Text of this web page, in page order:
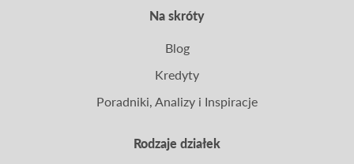
Na skróty
Rodzaje działek
Blog
Kredyty
Poradniki, Analizy i Inspiracje